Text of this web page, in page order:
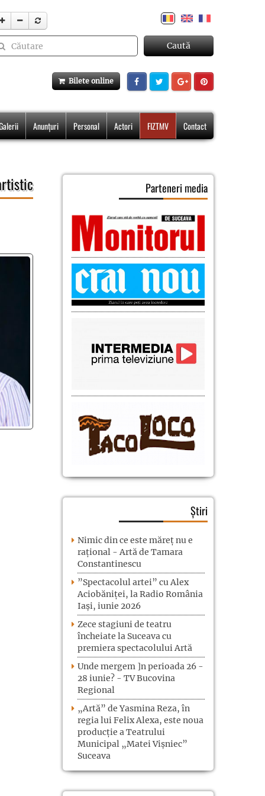
Caută
Bilete online
Anunțuri Personal Actori FIZTMV Contact
Parteneri media
Știri
Nimic din ce este măreț nu e
rațional - Artă de Tamara
Constantinescu
”Spectacolul artei” cu Alex
Aciobăniței, la Radio România
Iași, iunie 2026
Zece stagiuni de teatru
încheiate la Suceava cu
premiera spectacolului Artă
Unde mergem ]n perioada 26 -
28 iunie? - TV Bucovina
Regional
„Artă” de Yasmina Reza, în
regia lui Felix Alexa, este noua
producție a Teatrului
Municipal „Matei Vișniec”
Suceava